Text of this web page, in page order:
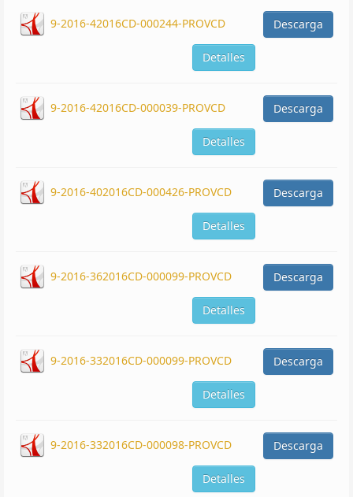
9-2016-42016CD-000244-PROVCD Descarga
Detalles
9-2016-42016CD-000039-PROVCD Descarga
Detalles
9-2016-402016CD-000426-PROVCD Descarga
Detalles
9-2016-362016CD-000099-PROVCD Descarga
Detalles
9-2016-332016CD-000099-PROVCD Descarga
Detalles
9-2016-332016CD-000098-PROVCD Descarga
Detalles